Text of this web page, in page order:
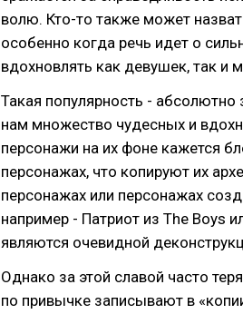
волю. Кто-то также может
особенно когда речь идет о
вдохновлять как девушек, так и
Такая популярность -
нам множество чудесных и
персонажи на их фоне кажется
персонажах, что копируют их
персонажах или персонажах
например - Патриот из The Boys
являются очевидной
Однако за этой славой часто
по привычке записывают в